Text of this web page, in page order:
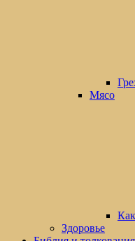
Мясо
Здоровье